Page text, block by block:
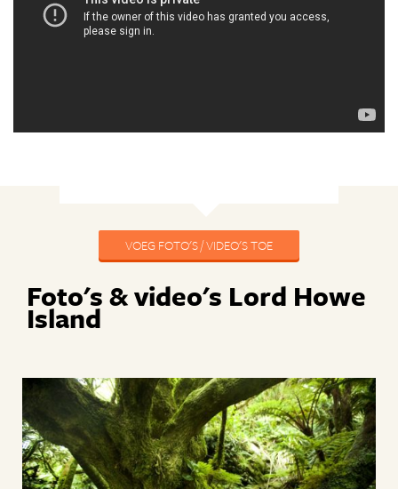
VOEG FOTO'S / VIDEO'S TOE
Foto's & video's Lord Howe
Island